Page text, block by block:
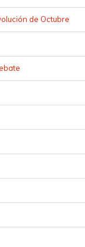
de Octubre